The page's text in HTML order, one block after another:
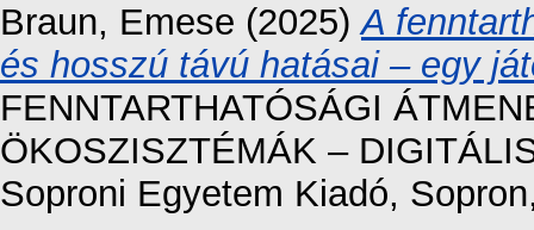
Braun, Emese (2025)A
és hosszú távú hatásai – egy
FENNTARTHATÓSÁGI
ÖKOSZISZTÉMÁK –
Soproni Egyetem Kiadó,